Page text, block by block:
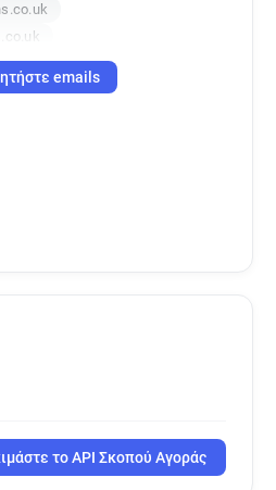
emails
το API Σκοπού Αγοράς